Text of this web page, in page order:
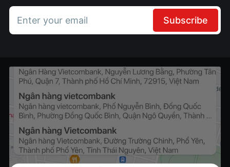
Enter your email Subscribe